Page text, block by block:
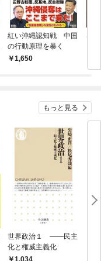
紅い沖縄認知戦 中国
の行動原理を暴く
1,650
もっと見る
世界政治１ ――民主
化と権威主義化
1,034